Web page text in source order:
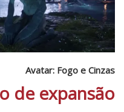
Avatar: Fogo e Cinzas
de expansão